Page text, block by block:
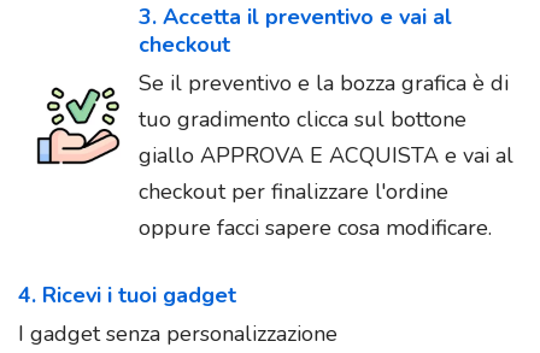
3. Accetta il preventivo e vai al
checkout
Se il preventivo e la bozza grafica è di
tuo gradimento clicca sul bottone
giallo APPROVA E ACQUISTA e vai al
checkout per finalizzare l'ordine
oppure facci sapere cosa modificare.
4. Ricevi i tuoi gadget
I gadget senza personalizzazione